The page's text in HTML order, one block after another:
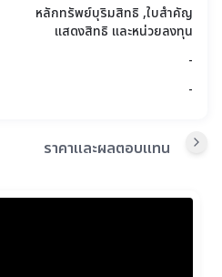
หลักทรัพย์บุริมสิทธิ ,ใบสำคัญ
แสดงสิทธิ และหน่วยลงทุน
-
-
ราคาและผลตอบแทน